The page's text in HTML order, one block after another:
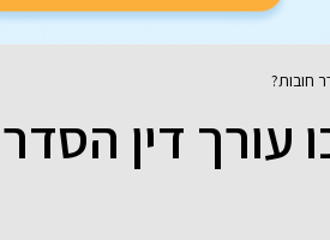
חובות?
עורך דין הסדר